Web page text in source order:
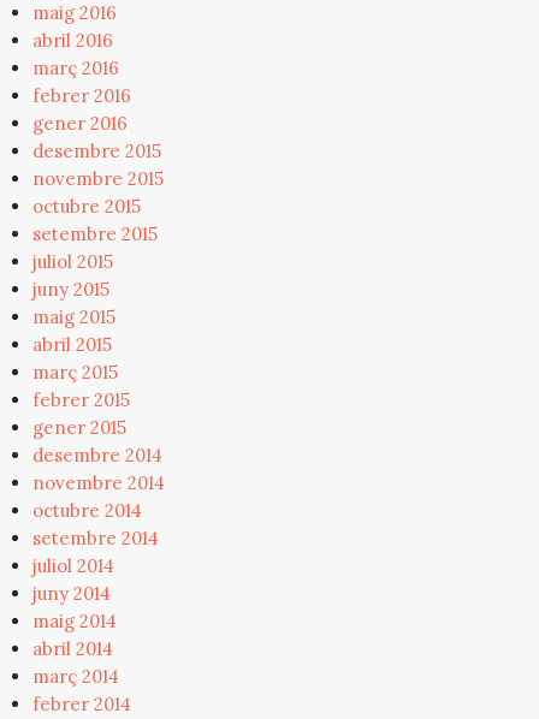
maig 2016
abril 2016
març 2016
febrer 2016
gener 2016
desembre 2015
novembre 2015
octubre 2015
setembre 2015
juliol 2015
juny 2015
maig 2015
abril 2015
març 2015
febrer 2015
gener 2015
desembre 2014
novembre 2014
octubre 2014
setembre 2014
juliol 2014
juny 2014
maig 2014
abril 2014
març 2014
febrer 2014